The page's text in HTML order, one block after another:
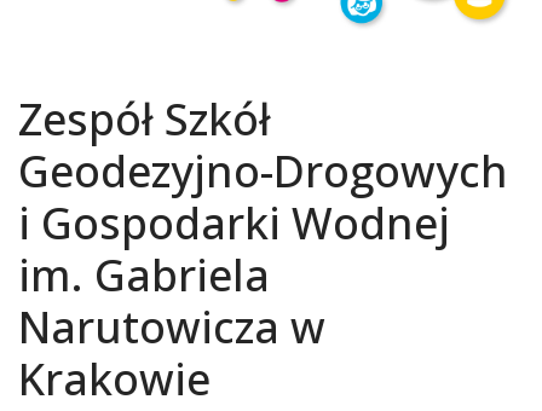
Zespół Szkół
Geodezyjno-Drogowych
i Gospodarki Wodnej
im. Gabriela
Narutowicza w
Krakowie